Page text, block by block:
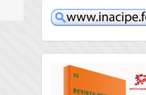
www
convocatoria